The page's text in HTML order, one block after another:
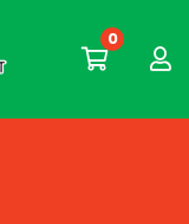
0